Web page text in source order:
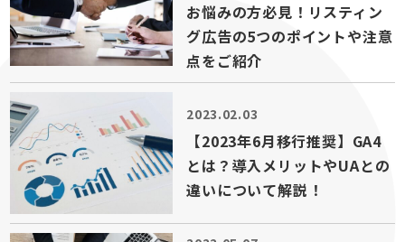
お悩みの方必見！リスティン
グ広告の5つのポイントや注意
点をご紹介
2023.02.03
【2023年6月移行推奨】GA4
とは？導入メリットやUAとの
違いについて解説！